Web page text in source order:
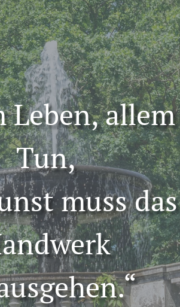
Leben, allem
Tun,
muss das